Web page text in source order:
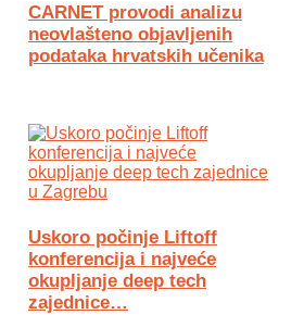
CARNET provodi analizu
neovlašteno objavljenih
podataka hrvatskih učenika
Uskoro počinje Liftoff
konferencija i najveće
okupljanje deep tech
zajednice…